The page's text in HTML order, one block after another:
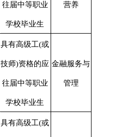
往届中等职业
学校毕业生
营养
具有高级工(或
技师)资格的应
往届中等职业
学校毕业生
金融服务与
管理
具有高级工(或